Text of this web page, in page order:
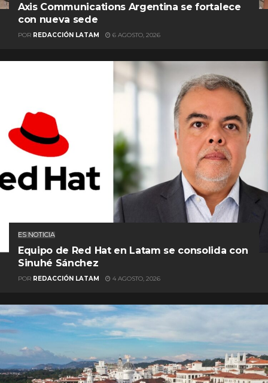
Axis Communications Argentina se fortalece
con nueva sede
POR REDACCIÓN LATAM 6 AGOSTO, 2026
ES NOTICIA
Equipo de Red Hat en Latam se consolida con
Sinuhé Sánchez
POR REDACCIÓN LATAM 4 AGOSTO, 2026